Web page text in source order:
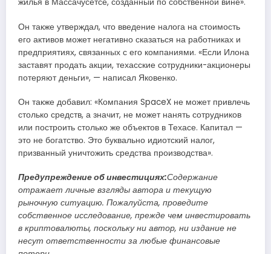
жилья в Массачусетсе, созданный по собственной вине».
Он также утверждал, что введение налога на стоимость
его активов может негативно сказаться на работниках и
предприятиях, связанных с его компаниями. «Если Илона
заставят продать акции, техасские сотрудники-акционеры
потеряют деньги», — написал Яковенко.
Он также добавил: «Компания SpaceX не может привлечь
столько средств, а значит, не может нанять сотрудников
или построить столько же объектов в Техасе. Капитал —
это не богатство. Это буквально идиотский налог,
призванный уничтожить средства производства».
Предупреждение об инвестициях:Содержание
отражает личные взгляды автора и текущую
рыночную ситуацию. Пожалуйста, проведите
собственное исследование, прежде чем инвестировать
в криптовалюты, поскольку ни автор, ни издание не
несут ответственности за любые финансовые